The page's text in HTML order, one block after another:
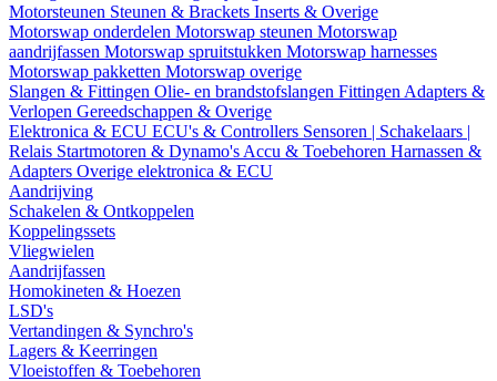
Motorsteunen Steunen & Brackets Inserts & Overige
Motorswap onderdelen Motorswap steunen Motorswap
aandrijfassen Motorswap spruitstukken Motorswap harnesses
Motorswap pakketten Motorswap overige
Slangen & Fittingen Olie- en brandstofslangen Fittingen Adapters &
Verlopen Gereedschappen & Overige
Elektronica & ECU ECU's & Controllers Sensoren | Schakelaars |
Relais Startmotoren & Dynamo's Accu & Toebehoren Harnassen &
Adapters Overige elektronica & ECU
Aandrijving
Schakelen & Ontkoppelen
Koppelingssets
Vliegwielen
Aandrijfassen
Homokineten & Hoezen
LSD's
Vertandingen & Synchro's
Lagers & Keerringen
Vloeistoffen & Toebehoren